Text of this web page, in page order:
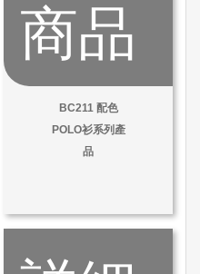
商品
BC211 配色
POLO衫系列產
品